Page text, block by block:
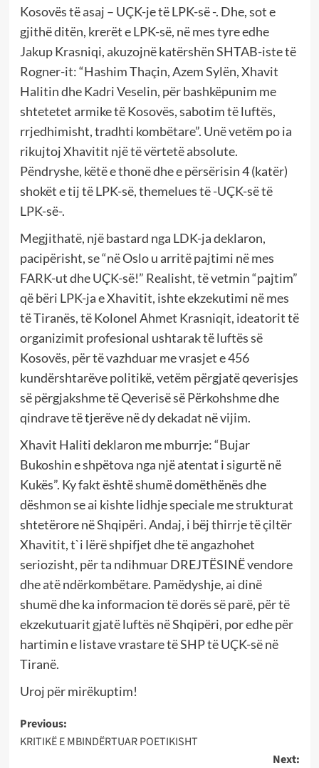
Kosovës të asaj – UÇK-je të LPK-së -. Dhe, sot e
gjithë ditën, krerët e LPK-së, në mes tyre edhe
Jakup Krasniqi, akuzojnë katërshën SHTAB-iste të
Rogner-it: “Hashim Thaçin, Azem Sylën, Xhavit
Halitin dhe Kadri Veselin, për bashkëpunim me
shtetetet armike të Kosovës, sabotim të luftës,
rrjedhimisht, tradhti kombëtare”. Unë vetëm po ia
rikujtoj Xhavitit një të vërtetë absolute.
Pëndryshe, këtë e thonë dhe e përsërisin 4 (katër)
shokët e tij të LPK-së, themelues të -UÇK-së të
LPK-së-.
Megjithatë, një bastard nga LDK-ja deklaron,
pacipërisht, se “në Oslo u arritë pajtimi në mes
FARK-ut dhe UÇK-së!” Realisht, të vetmin “pajtim”
që bëri LPK-ja e Xhavitit, ishte ekzekutimi në mes
të Tiranës, të Kolonel Ahmet Krasniqit, ideatorit të
organizimit profesional ushtarak të luftës së
Kosovës, për të vazhduar me vrasjet e 456
kundërshtarëve politikë, vetëm përgjatë qeverisjes
së përgjakshme të Qeverisë së Përkohshme dhe
qindrave të tjerëve në dy dekadat në vijim.
Xhavit Haliti deklaron me mburrje: “Bujar
Bukoshin e shpëtova nga një atentat i sigurtë në
Kukës”. Ky fakt është shumë domëthënës dhe
dëshmon se ai kishte lidhje speciale me strukturat
shtetërore në Shqipëri. Andaj, i bëj thirrje të çiltër
Xhavitit, t`i lërë shpifjet dhe të angazhohet
seriozisht, për ta ndihmuar DREJTËSINË vendore
dhe atë ndërkombëtare. Pamëdyshje, ai dinë
shumë dhe ka informacion të dorës së parë, për të
ekzekutuarit gjatë luftës në Shqipëri, por edhe për
hartimin e listave vrastare të SHP të UÇK-së në
Tiranë.
Uroj për mirëkuptim!
Post
navigation
Previous:
KRITIKË E MBINDËRTUAR POETIKISHT
Next: